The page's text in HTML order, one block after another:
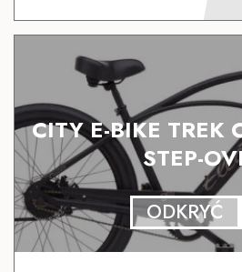
CITY E-BIKE TREK
STEP-
ODKRYĆ